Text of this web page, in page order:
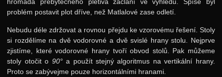
hromada přebytečného pletiva zaclání ve výhledu. Spíše byl
problém postavit plot dříve, než Matlalové zase odletí.
Nebudu déle zdržovat a rovnou přejdu ke vzorovému řešení. Stoly
si rozdělíme na dvě vodorovné a dvě svislé hrany stolu. Nejprve
zjistíme, které vodorovné hrany tvoří obvod stolů. Pak můžeme
stoly otočit o 90°a použít stejný algoritmus na vertikální hrany.
Proto se zabývejme pouze horizontálními hranami.